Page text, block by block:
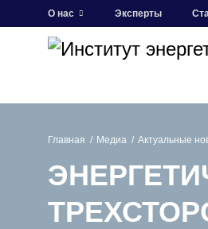
О нас Эксперты
Главная Медиа Актуальные